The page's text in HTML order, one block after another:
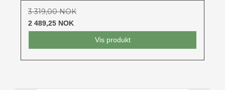
3 319,00 NOK
2 489,25 NOK
Vis produkt